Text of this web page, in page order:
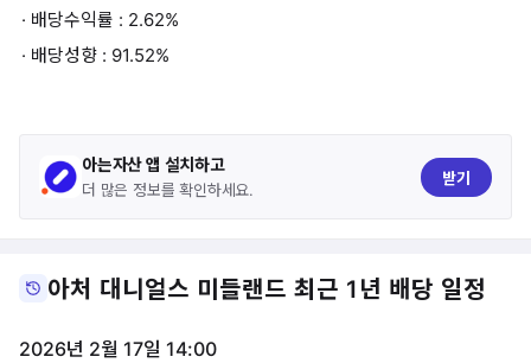
· 배당수익률 : 2.62%
· 배당성향 : 91.52%
아는자산 앱 설치하고
더 많은 정보를 확인하세요.
받기
아처 대니얼스 미들랜드 최근 1년 배당 일정
2026년 2월 17일 14:00